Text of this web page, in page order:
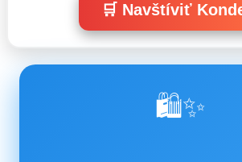
🛒 Navštíviť
🛍️✨